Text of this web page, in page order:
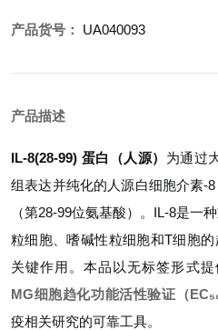
产品货号： UA040093
产品描述
IL-8(28-99) 蛋白（人源） 为通过
组表达并纯化的人源白细胞介素-
（第28-99位氨基酸）。IL-8是一
粒细胞、嗜碱性粒细胞和T细胞
关键作用。本品以无标签形式
MG细胞趋化功能活性验证（
疫相关研究的可靠工具。